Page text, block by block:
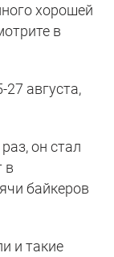
хорошей
в
августа,
он стал
в
байкеров
и такие